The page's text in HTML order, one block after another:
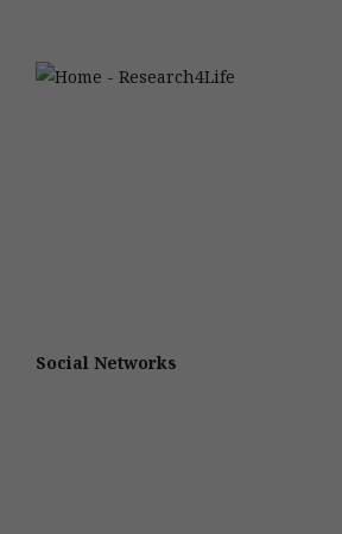
Social Networks